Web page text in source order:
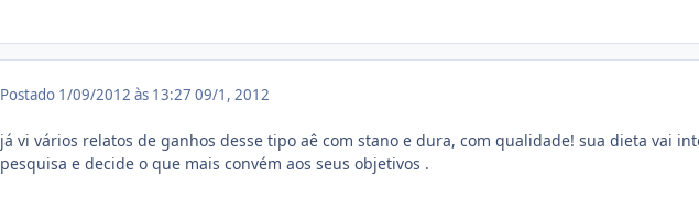
Postado 1/09/2012 às 13:27 09/1, 2012
já vi vários relatos de ganhos desse tipo aê com stano e dura, com qualidade! sua dieta vai
pesquisa e decide o que mais convém aos seus objetivos .